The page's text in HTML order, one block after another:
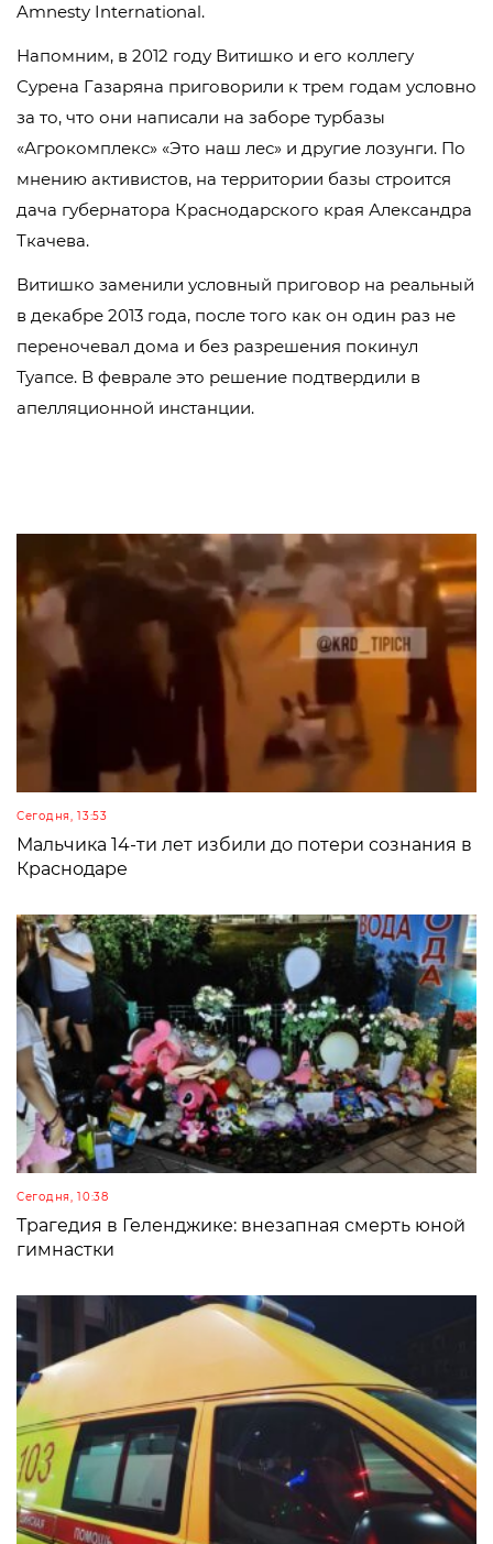
Amnesty International.
Напомним, в 2012 году Витишко и его коллегу
Сурена Газаряна приговорили к трем годам условно
за то, что они написали на заборе турбазы
«Агрокомплекс» «Это наш лес» и другие лозунги. По
мнению активистов, на территории базы строится
дача губернатора Краснодарского края Александра
Ткачева.
Витишко заменили условный приговор на реальный
в декабре 2013 года, после того как он один раз не
переночевал дома и без разрешения покинул
Туапсе. В феврале это решение подтвердили в
апелляционной инстанции.
Сегодня, 13:53
Мальчика 14-ти лет избили до потери сознания в
Краснодаре
Сегодня, 10:38
Трагедия в Геленджике: внезапная смерть юной
гимнастки